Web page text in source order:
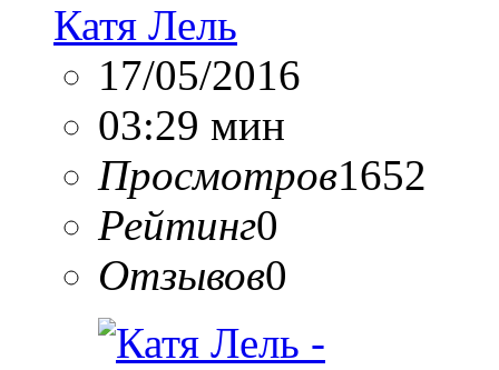
Катя Лель
17/05/2016
03:29 мин
Просмотров1652
Рейтинг0
Отзывов0